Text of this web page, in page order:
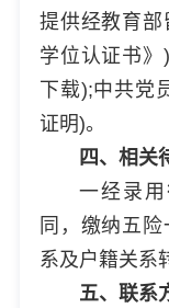
提供经教育
学位认证书
下载);中共党
证明)。
四、相关
一经录
同，缴纳五
系及户籍关系
五、联系